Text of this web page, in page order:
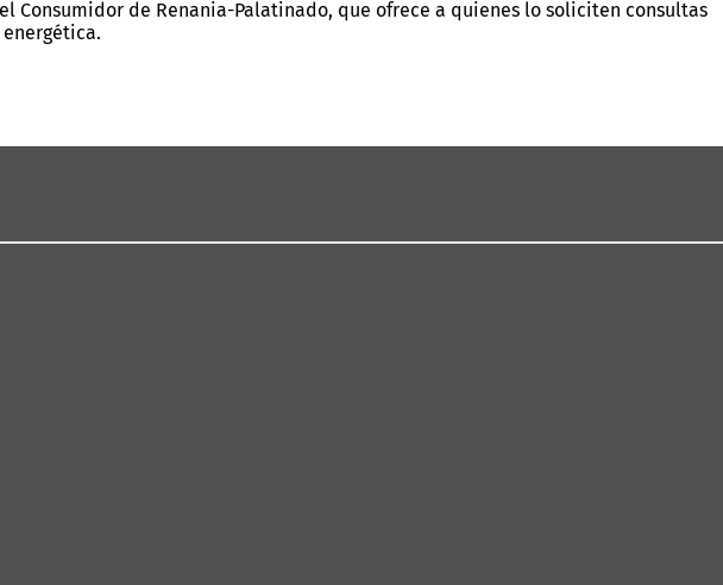
de Renania-Palatinado, que ofrece a quienes lo soliciten consultas